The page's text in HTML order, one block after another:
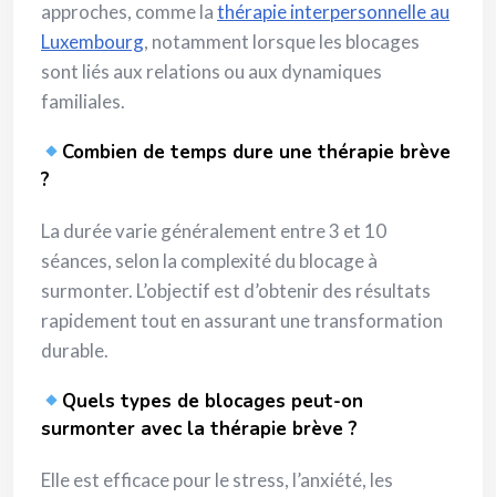
approches, comme lathérapie interpersonnelle au
Luxembourg, notamment lorsque les blocages
sont liés aux relations ou aux dynamiques
familiales.
Combien de temps dure une thérapie brève
?
La durée varie généralement entre 3 et 10
séances, selon la complexité du blocage à
surmonter. L’objectif est d’obtenir des résultats
rapidement tout en assurant une transformation
durable.
Quels types de blocages peut-on
surmonter avec la thérapie brève ?
Elle est efficace pour le stress, l’anxiété, les